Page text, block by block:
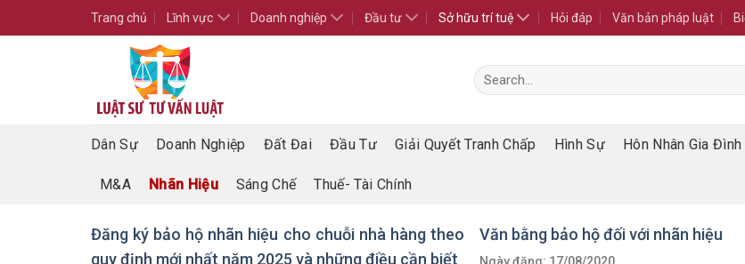
to
Trang chủ Lĩnh vực Doanh nghiệp Đầu tư Sở hữu trí tuệ Hỏi đáp Văn bản pháp luật
Dân Sự Doanh Nghiệp Đất Đai Đầu Tư Giải Quyết Tranh Chấp Hình Sự Hôn Nhân Gia Đình
M&A Nhãn Hiệu Sáng Chế Thuế- Tài Chính
Đăng ký bảo hộ nhãn hiệu cho chuỗi nhà hàng theo
quy định mới nhất năm 2025 và những điều cần biết
Văn bằng bảo hộ đối với nhãn hiệu